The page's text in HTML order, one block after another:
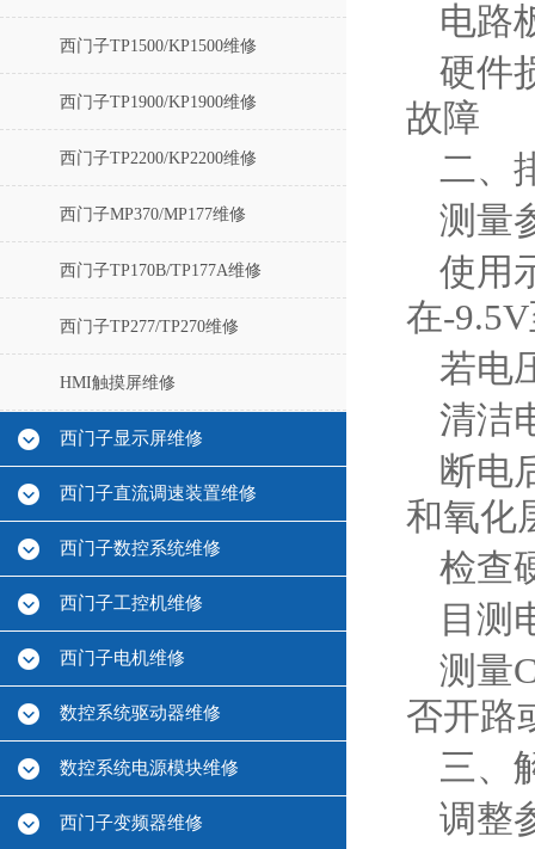
西门子TP1500/KP1500维修
西门子TP1900/KP1900维修
西门子TP2200/KP2200维修
西门子MP370/MP177维修
西门子TP170B/TP177A维修
西门子TP277/TP270维修
HMI触摸屏维修
西门子显示屏维修
西门子直流调速装置维修
西门子数控系统维修
西门子工控机维修
西门子电机维修
数控系统驱动器维修
数控系统电源模块维修
西门子变频器维修
电路
硬件
故障‌
二、
测量
使用
在-
若电
清洁
断电
和氧化
检查
目测
测量
否开路
三、
调整